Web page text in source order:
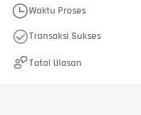
Waktu Proses
Transaksi Sukses
Total Ulasan